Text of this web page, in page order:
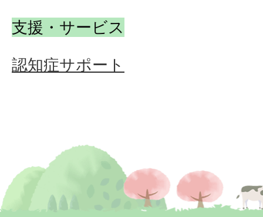
支援・サービス
認知症サポート